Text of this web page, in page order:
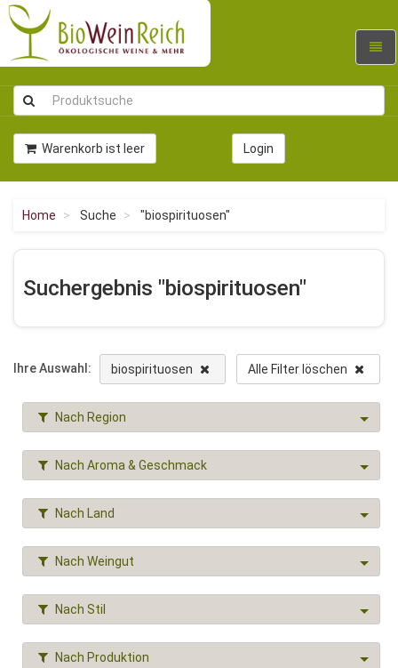
Warenkorb ist leer Login
Home Suche "biospirituosen"
Suchergebnis "biospirituosen"
Ihre Auswahl: biospirituosen Alle Filter löschen
Nach Region
Nach Aroma & Geschmack
Nach Land
Nach Weingut
Nach Stil
Nach Produktion